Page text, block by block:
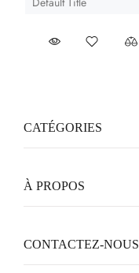
CATÉGORIES
À PROPOS
CONTACTEZ-NOUS